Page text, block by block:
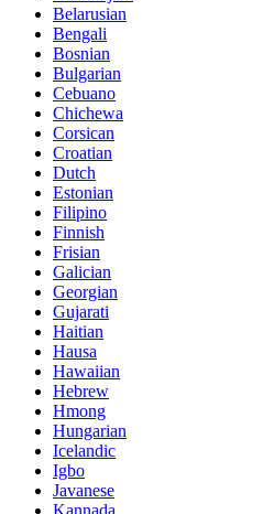
Belarusian
Bengali
Bosnian
Bulgarian
Cebuano
Chichewa
Corsican
Croatian
Dutch
Estonian
Filipino
Finnish
Frisian
Galician
Georgian
Gujarati
Haitian
Hausa
Hawaiian
Hebrew
Hmong
Hungarian
Icelandic
Igbo
Javanese